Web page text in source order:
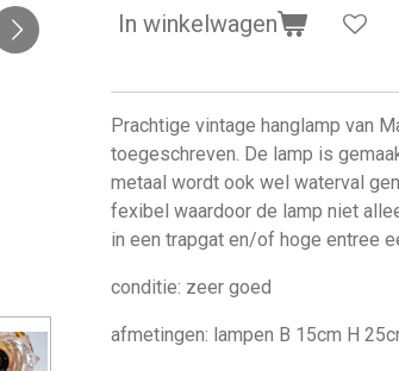
In winkelwagen
Prachtige vintage hanglamp van
toegeschreven. De lamp is
metaal wordt ook wel waterval
fexibel waardoor de lamp niet
in een trapgat en/of hoge entree
conditie: zeer goed
afmetingen: lampen B 15cm H